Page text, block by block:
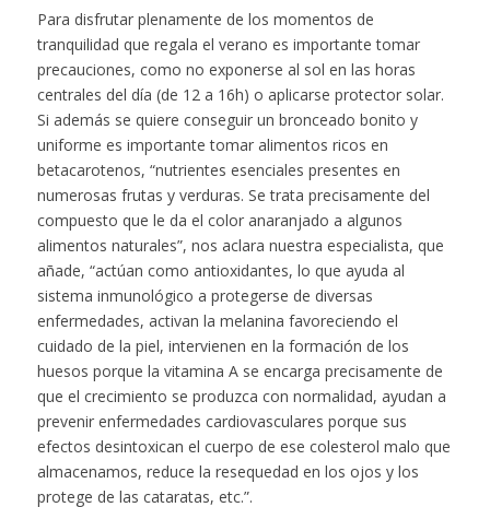
Para disfrutar plenamente de los momentos de
tranquilidad que regala el verano es importante tomar
precauciones, como no exponerse al sol en las horas
centrales del día (de 12 a 16h) o aplicarse protector solar.
Si además se quiere conseguir un bronceado bonito y
uniforme es importante tomar alimentos ricos en
betacarotenos, “nutrientes esenciales presentes en
numerosas frutas y verduras. Se trata precisamente del
compuesto que le da el color anaranjado a algunos
alimentos naturales”, nos aclara nuestra especialista, que
añade, “actúan como antioxidantes, lo que ayuda al
sistema inmunológico a protegerse de diversas
enfermedades, activan la melanina favoreciendo el
cuidado de la piel, intervienen en la formación de los
huesos porque la vitamina A se encarga precisamente de
que el crecimiento se produzca con normalidad, ayudan a
prevenir enfermedades cardiovasculares porque sus
efectos desintoxican el cuerpo de ese colesterol malo que
almacenamos, reduce la resequedad en los ojos y los
protege de las cataratas, etc.”.